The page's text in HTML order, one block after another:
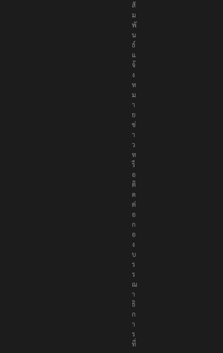
สั
ม
พั
น
ธ์
แ
จ้
ง
ห
ม
า
ย
ข่
า
ว
ห
รื
อ
ติ
ด
ต่
อ
ก
อ
ง
บ
ร
ร
ณ
า
ธิ
ก
า
ร
ที่